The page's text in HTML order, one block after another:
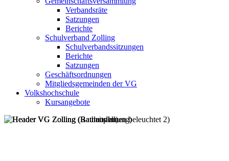
Verbandsräte
Satzungen
Berichte
Schulverband Zolling
Schulverbandssitzungen
Berichte
Satzungen
Geschäftsordnungen
Mitgliedsgemeinden der VG
Volkshochschule
Kursangebote